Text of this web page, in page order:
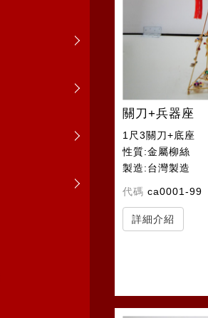
關刀+兵器座
1尺3關刀+底座
性質:金屬柳絲
製造:台灣製造
代碼 ca0001-99
詳細介紹